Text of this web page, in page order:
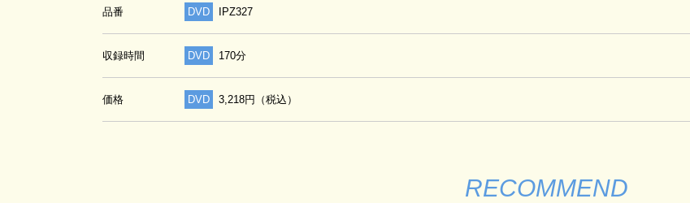
品番 DVD IPZ327
収録時間 DVD 170分
価格 DVD 3,218円（税込）
RECOMMEND